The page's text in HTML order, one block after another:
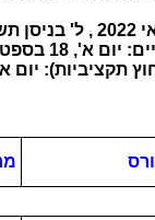
, כ"ב באלול תשפ"ב
30 באוקטובר 2022 , ה' בחשוון